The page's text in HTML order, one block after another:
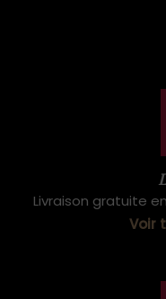
Livraison gratuite
Voir